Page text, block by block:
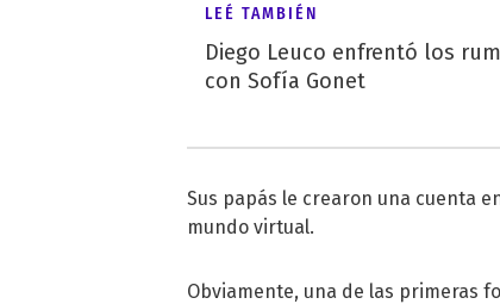
LEÉ TAMBIÉN
Diego Leuco enfrentó los
con Sofía Gonet
Sus papás le crearon una cuenta
mundo virtual.
Obviamente, una de las primeras